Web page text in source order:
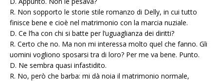
R. Non sopporto le storie stile romanzo di Delly, in cui tutto
finisce bene e cioè nel matrimonio con la marcia nuziale.
D. Ce l’ha con chi si batte per l’uguaglianza dei diritti?
R. Certo che no. Ma non mi interessa molto quel che fanno. Gli
uomini vogliono sposarsi tra di loro? Per me va bene. Punto.
D. Ne sembra quasi infastidito.
R. No, però che barba: mi dà noia il matrimonio normale,